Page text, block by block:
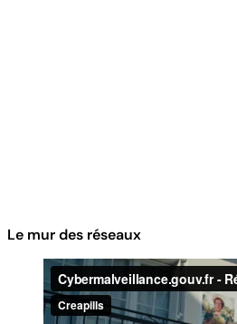
Le mur des réseaux